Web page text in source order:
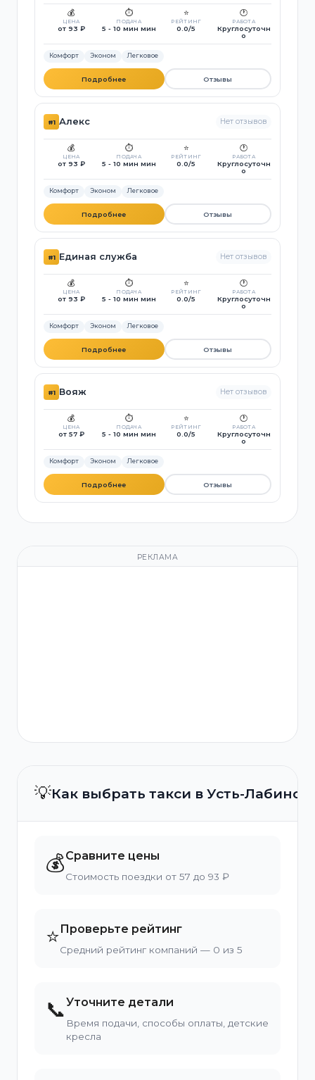
💰
ЦЕНА
от 93 ₽
⏱️
ПОДАЧА
5 - 10 мин мин
⭐
РЕЙТИНГ
0.0/5
🕐
РАБОТА
Круглосуточн
о
Комфорт Эконом Легковое
Подробнее Отзывы
#1 Алекс Нет отзывов
💰
ЦЕНА
от 93 ₽
⏱️
ПОДАЧА
5 - 10 мин мин
⭐
РЕЙТИНГ
0.0/5
🕐
РАБОТА
Круглосуточн
о
Комфорт Эконом Легковое
Подробнее Отзывы
#1 Единая служба Нет отзывов
💰
ЦЕНА
от 93 ₽
⏱️
ПОДАЧА
5 - 10 мин мин
⭐
РЕЙТИНГ
0.0/5
🕐
РАБОТА
Круглосуточн
о
Комфорт Эконом Легковое
Подробнее Отзывы
#1 Вояж Нет отзывов
💰
ЦЕНА
от 57 ₽
⏱️
ПОДАЧА
5 - 10 мин мин
⭐
РЕЙТИНГ
0.0/5
🕐
РАБОТА
Круглосуточн
о
Комфорт Эконом Легковое
Подробнее Отзывы
РЕКЛАМА
💡Как выбрать такси в Усть-
💰Сравните цены
Стоимость поездки от 57 до 93 ₽
⭐Проверьте рейтинг
Средний рейтинг компаний — 0 из 5
📞Уточните детали
Время подачи, способы оплаты, детские
кресла